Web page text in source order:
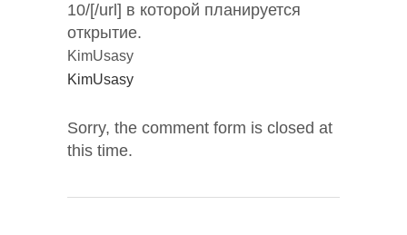
10/[/url] в которой планируется
открытие.
KimUsasy
KimUsasy
Sorry, the comment form is closed at
this time.